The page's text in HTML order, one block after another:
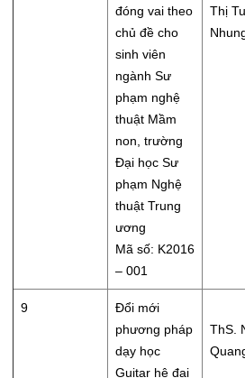
đóng vai theo
chủ đề cho
sinh viên
ngành Sư
phạm nghệ
thuật Mầm
non, trường
Đại học Sư
phạm Nghệ
thuật Trung
ương
Mã số: K2016
– 001
Thị
9
Đổi mới
phương pháp
dạy học
Guitar hệ đại
ThS.